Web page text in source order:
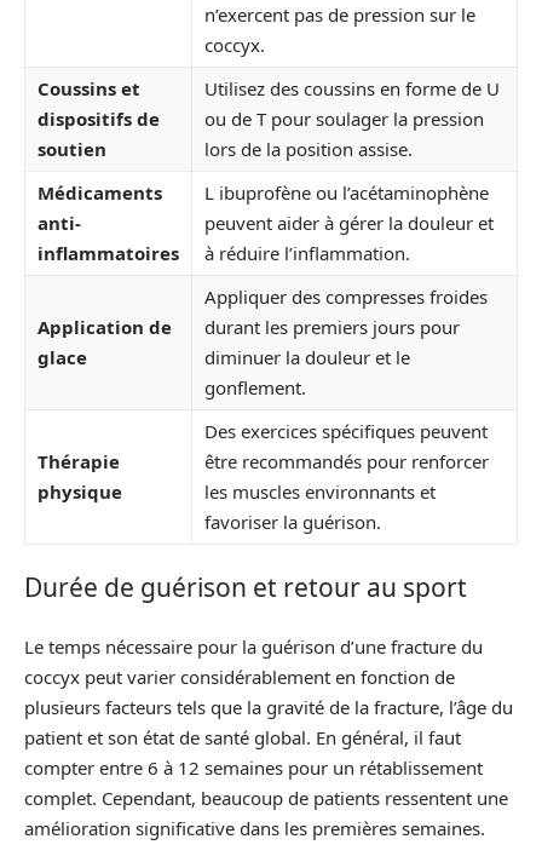
n’exercent pas de pression sur le
coccyx.
Coussins et
dispositifs de
soutien
Utilisez des coussins en forme de U
ou de T pour soulager la pression
lors de la position assise.
Médicaments
anti-
inflammatoires
L ibuprofène ou l’acétaminophène
peuvent aider à gérer la douleur et
à réduire l’inflammation.
Application de
glace
Appliquer des compresses froides
durant les premiers jours pour
diminuer la douleur et le
gonflement.
Thérapie
physique
Des exercices spécifiques peuvent
être recommandés pour renforcer
les muscles environnants et
favoriser la guérison.
Durée de guérison et retour au sport
Le temps nécessaire pour la guérison d’une fracture du
coccyx peut varier considérablement en fonction de
plusieurs facteurs tels que la gravité de la fracture, l’âge du
patient et son état de santé global. En général, il faut
compter entre 6 à 12 semaines pour un rétablissement
complet. Cependant, beaucoup de patients ressentent une
amélioration significative dans les premières semaines.